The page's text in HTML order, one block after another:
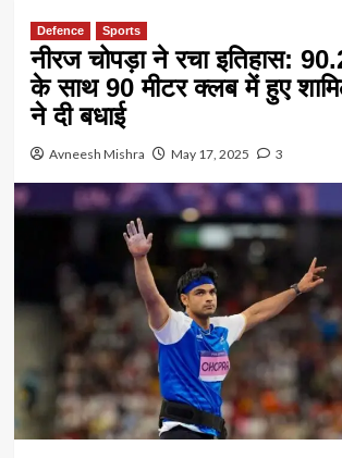
Defence Sports
नीरज चोपड़ा ने रचा इतिहास:
के साथ 90 मीटर क्लब में हुए
ने दी बधाई
Avneesh Mishra May 17, 2025 3